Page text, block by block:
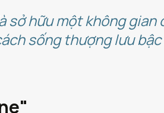
sở hữu một không gian
sống thượng lưu